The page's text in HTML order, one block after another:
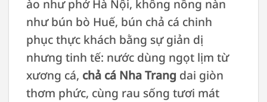
ào như phở Hà Nội, không nồng nàn
như bún bò Huế, bún chả cá chinh
phục thực khách bằng sự giản dị
nhưng tinh tế: nước dùng ngọt lịm từ
xương cá, chả cá Nha Trang dai giòn
thơm phức, cùng rau sống tươi mát